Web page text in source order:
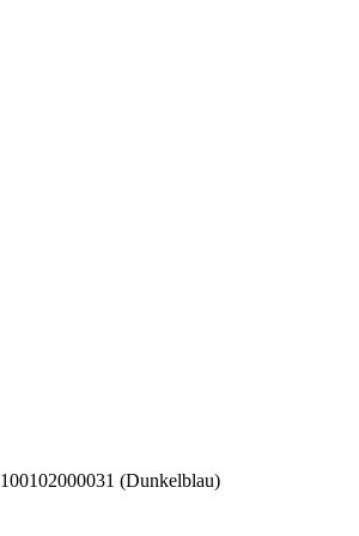
(Dunkelblau)